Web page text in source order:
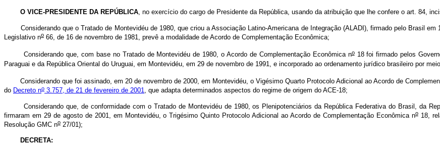
O VICE-PRESIDENTE DA REPÚBLICA, no exercício do cargo de Presidente da República, usando da atribuição que lhe confere o art. 84,
Considerando que o Tratado de Montevidéu de 1980, que criou a Associação Latino-Americana de Integração (ALADI), firmado pelo Brasil em
Legislativo no 66, de 16 de novembro de 1981, prevê a modalidade de Acordo de Complementação Econômica;
Considerando que, com base no Tratado de Montevidéu de 1980, o Acordo de Complementação Econômica no18 foi firmado pelos
Paraguai e da República Oriental do Uruguai, em Montevidéu, em 29 de novembro de 1991, e incorporado ao ordenamento jurídico brasileiro por
Considerando que foi assinado, em 20 de novembro de 2000, em Montevidéu, o Vigésimo Quarto Protocolo Adicional ao Acordo de
do Decreto no 3.757, de 21 de fevereiro de 2001, que adapta determinados aspectos do regime de origem do ACE-18;
Considerando que, de conformidade com o Tratado de Montevidéu de 1980, os Plenipotenciários da República Federativa do Brasil, da
firmaram em 29 de agosto de 2001, em Montevidéu, o Trigésimo Quinto Protocolo Adicional ao Acordo de Complementação Econômica no18,
Resolução GMC no 27/01);
DECRETA: